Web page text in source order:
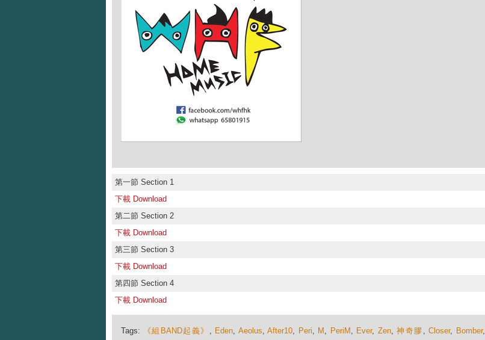
第一節 Section 1
下載 Download
第二節 Section 2
下載 Download
第三節 Section 3
下載 Download
第四節 Section 4
下載 Download
Tags: 《組BAND起義》 , Eden, Aeolus,After10, Peri, M , PeriM , Ever, Zen,神奇膠 ,Closer, Bomber,